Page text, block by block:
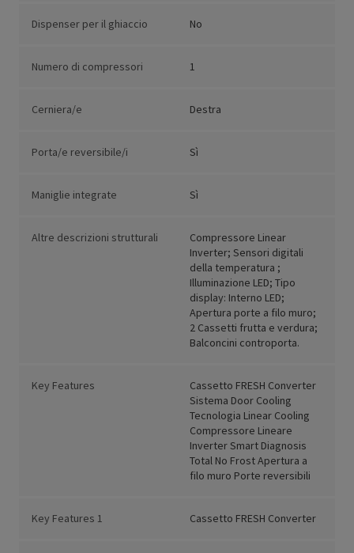
Dispenser per il ghiaccio No
Numero di compressori 1
Cerniera/e Destra
Porta/e reversibile/i Sì
Maniglie integrate Sì
Altre descrizioni strutturali
Compressore Linear
Inverter; Sensori digitali
della temperatura ;
Illuminazione LED; Tipo
display: Interno LED;
Apertura porte a filo muro;
2 Cassetti frutta e verdura;
Balconcini controporta.
Key Features
Cassetto FRESH Converter
Sistema Door Cooling
Tecnologia Linear Cooling
Compressore Lineare
Inverter Smart Diagnosis
Total No Frost Apertura a
filo muro Porte reversibili
Key Features 1 Cassetto FRESH Converter